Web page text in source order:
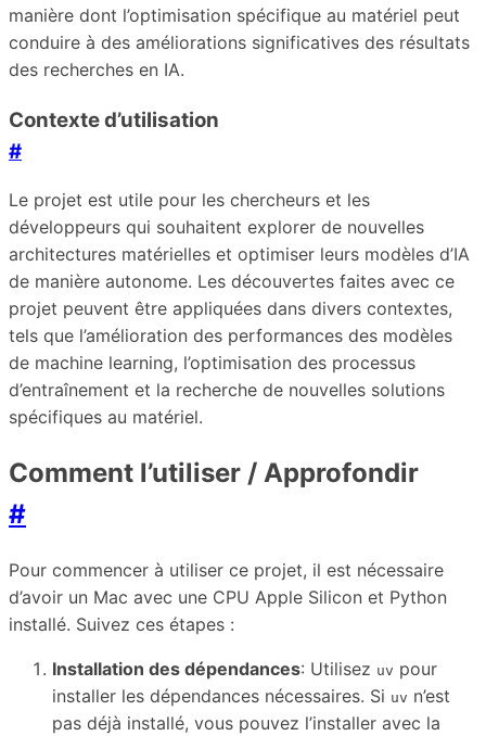
manière dont l’optimisation spécifique au matériel peut
conduire à des améliorations significatives des résultats
des recherches en IA.
Contexte d’utilisation
#
Le projet est utile pour les chercheurs et les
développeurs qui souhaitent explorer de nouvelles
architectures matérielles et optimiser leurs modèles d’IA
de manière autonome. Les découvertes faites avec ce
projet peuvent être appliquées dans divers contextes,
tels que l’amélioration des performances des modèles
de machine learning, l’optimisation des processus
d’entraînement et la recherche de nouvelles solutions
spécifiques au matériel.
Comment l’utiliser / Approfondir
#
Pour commencer à utiliser ce projet, il est nécessaire
d’avoir un Mac avec une CPU Apple Silicon et Python
installé. Suivez ces étapes :
Installation des dépendances: Utilisez uv pour
installer les dépendances nécessaires. Si uv n’est
pas déjà installé, vous pouvez l’installer avec la